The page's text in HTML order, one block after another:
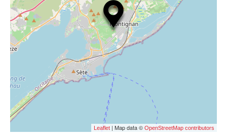
Leaflet | Map data © OpenStreetMap contributors